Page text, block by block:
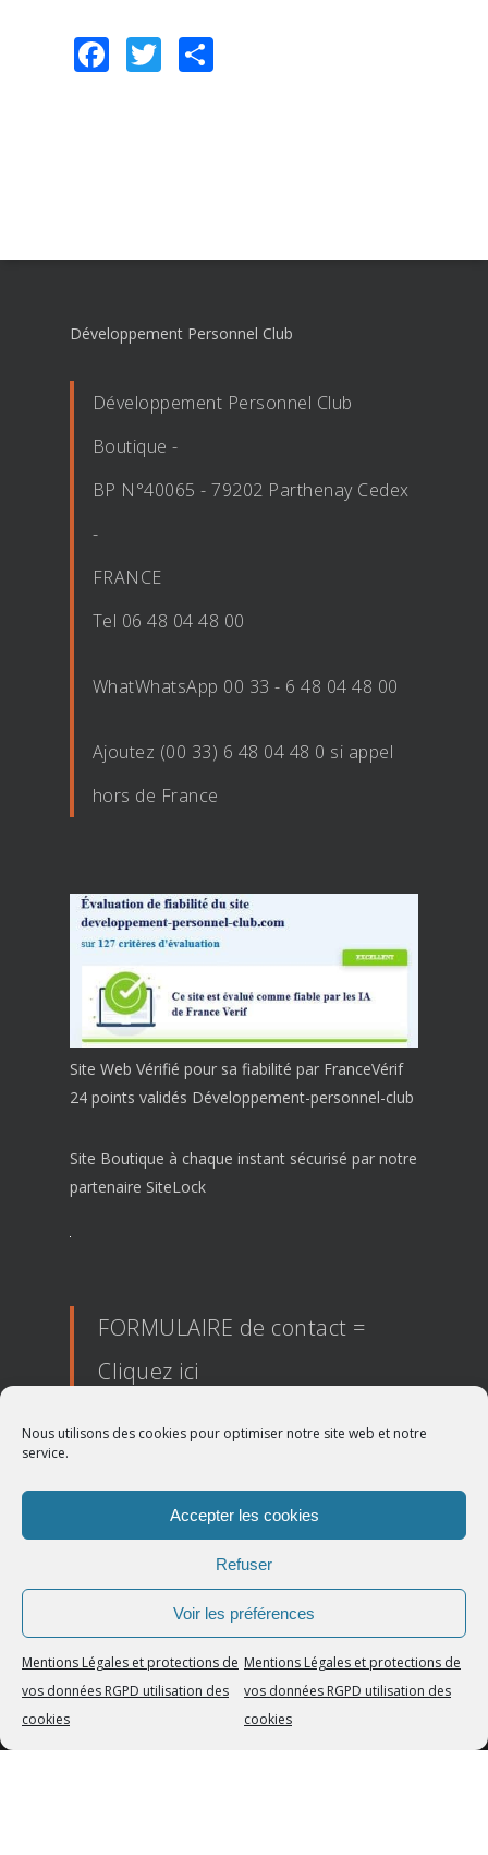
Nous utilisons des cookies pour optimiser notre site web et notre
service.
Accepter les cookies
Refuser
Voir les préférences
Mentions Légales et protections de
vos données RGPD utilisation des
cookies
Mentions Légales et protections de
vos données RGPD utilisation des
cookies
Facebook
Twitter
Développement Personnel Club
Développement Personnel Club
Boutique -
BP N°40065 - 79202 Parthenay Cedex
-
FRANCE
Tel 06 48 04 48 00
WhatWhatsApp 00 33 - 6 48 04 48 00
Ajoutez (00 33) 6 48 04 48 0 si appel
hors de France
Site Web Vérifié pour sa fiabilité par FranceVérif
24 points validés Développement-personnel-club
Site Boutique à chaque instant sécurisé par notre
partenaire SiteLock
FORMULAIRE de contact =
Cliquez ici